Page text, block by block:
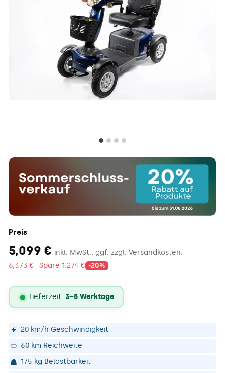
Preis
5,099 € 5.099
€
inkl. MwSt., ggf. zzgl. Versandkosten.
6,373 €6.373
Spare 1.274 € -20%
Lieferstatus
Lieferzeit: 3–5 Werktage
20 km/h Geschwindigkeit
60 km Reichweite
175 kg Belastbarkeit